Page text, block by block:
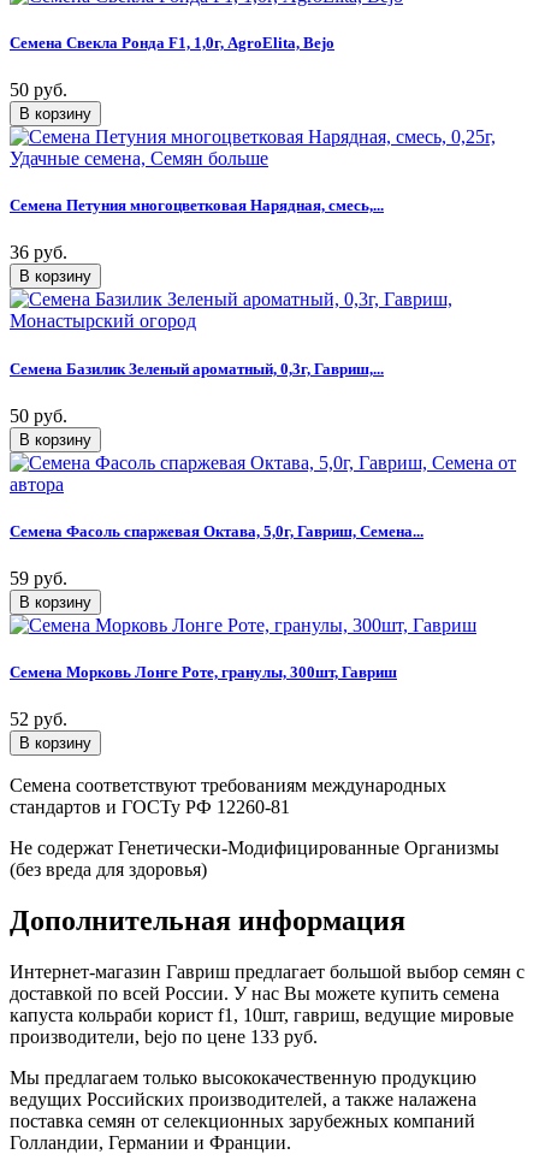
Семена Свекла Ронда F1, 1,0г, AgroElita, Bejo
50 руб.
Семена Петуния многоцветковая Нарядная, смесь,...
36 руб.
Семена Базилик Зеленый ароматный, 0,3г, Гавриш,...
50 руб.
Семена Фасоль спаржевая Октава, 5,0г, Гавриш, Семена...
59 руб.
Семена Морковь Лонге Роте, гранулы, 300шт, Гавриш
52 руб.
Семена соответствуют требованиям международных
стандартов и ГОСТу РФ 12260-81
Не содержат Генетически-Модифицированные Организмы
(без вреда для здоровья)
Дополнительная информация
Интернет-магазин Гавриш предлагает большой выбор семян с
доставкой по всей России. У нас Вы можете купить семена
капуста кольраби корист f1, 10шт, гавриш, ведущие мировые
производители, bejo по цене 133 руб.
Мы предлагаем только высококачественную продукцию
ведущих Российских производителей, а также налажена
поставка семян от селекционных зарубежных компаний
Голландии, Германии и Франции.